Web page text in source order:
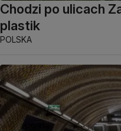
Chodzi po ulicach
plastik
POLSKA